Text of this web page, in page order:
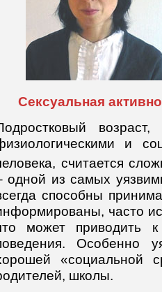
Сексуальная
и
считается
одной из самых
способны
часто
может приводить
Особенно
«социальной
школы.